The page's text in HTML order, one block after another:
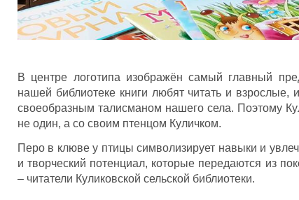
В центре логотипа изображён самый главный
нашей библиотеке книги любят читать и взрослые,
своеобразным талисманом нашего села. Поэтому
не один, а со своим птенцом Куличком.
Перо в клюве у птицы символизирует навыки и
и творческий потенциал, которые передаются из
– читатели Куликовской сельской библиотеки.